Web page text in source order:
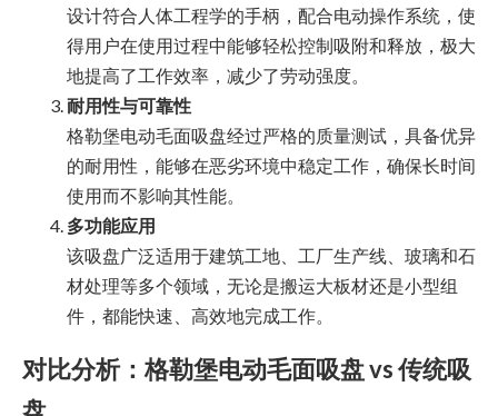
设计符合人体工程学的手柄，配合电动操作系统，使
得用户在使用过程中能够轻松控制吸附和释放，极大
地提高了工作效率，减少了劳动强度。
耐用性与可靠性
格勒堡电动毛面吸盘经过严格的质量测试，具备优异
的耐用性，能够在恶劣环境中稳定工作，确保长时间
使用而不影响其性能。
多功能应用
该吸盘广泛适用于建筑工地、工厂生产线、玻璃和石
材处理等多个领域，无论是搬运大板材还是小型组
件，都能快速、高效地完成工作。
对比分析：格勒堡电动毛面吸盘 vs 传统吸
盘